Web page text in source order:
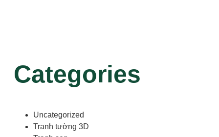
Categories
Uncategorized
Tranh tường 3D